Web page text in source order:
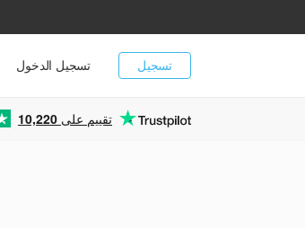
تسجيل تسجيل الدخول
10,220 تقييم على